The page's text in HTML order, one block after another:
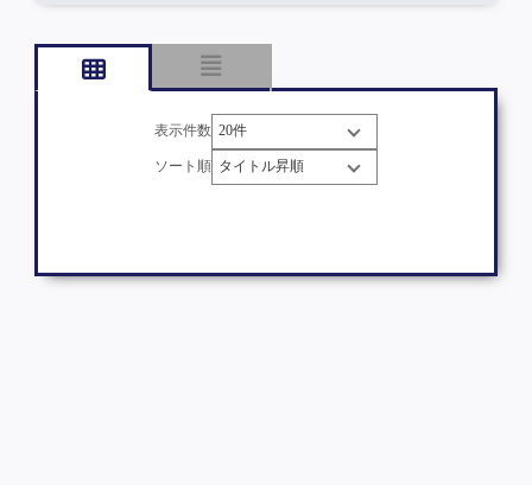
表示件数
ソート順